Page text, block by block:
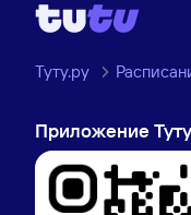
Туту.ру
Приложение Туту